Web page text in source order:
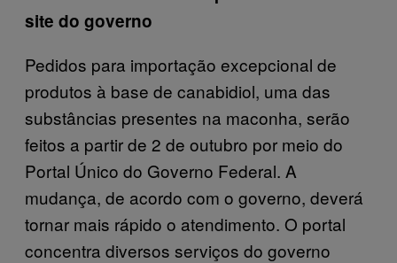
site do governo
Pedidos para importação excepcional de
produtos à base de canabidiol, uma das
substâncias presentes na maconha, serão
feitos a partir de 2 de outubro por meio do
Portal Único do Governo Federal. A
mudança, de acordo com o governo, deverá
tornar mais rápido o atendimento. O portal
concentra diversos serviços do governo